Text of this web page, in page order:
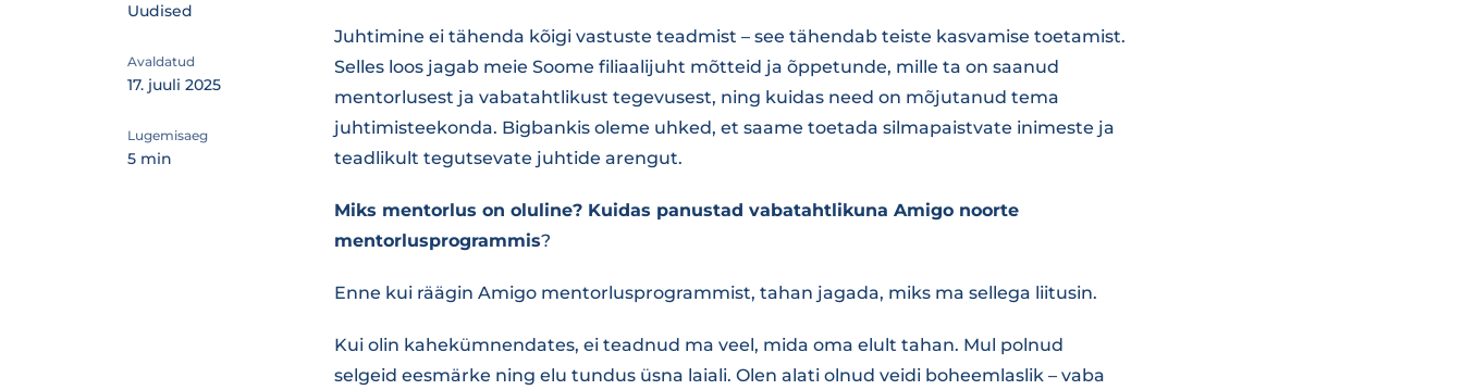
Uudised
Avaldatud
17. juuli 2025
Lugemisaeg
5 min
Juhtimine ei tähenda kõigi vastuste teadmist – see tähendab teiste kasvamise toetamist.
Selles loos jagab meie Soome filiaalijuht mõtteid ja õppetunde, mille ta on saanud
mentorlusest ja vabatahtlikust tegevusest, ning kuidas need on mõjutanud tema
juhtimisteekonda. Bigbankis oleme uhked, et saame toetada silmapaistvate inimeste ja
teadlikult tegutsevate juhtide arengut.
Miks mentorlus on oluline? Kuidas panustad vabatahtlikuna Amigo noorte
mentorlusprogrammis?
Enne kui räägin Amigo mentorlusprogrammist, tahan jagada, miks ma sellega liitusin.
Kui olin kahekümnendates, ei teadnud ma veel, mida oma elult tahan. Mul polnud
selgeid eesmärke ning elu tundus üsna laiali. Olen alati olnud veidi boheemlaslik – vaba